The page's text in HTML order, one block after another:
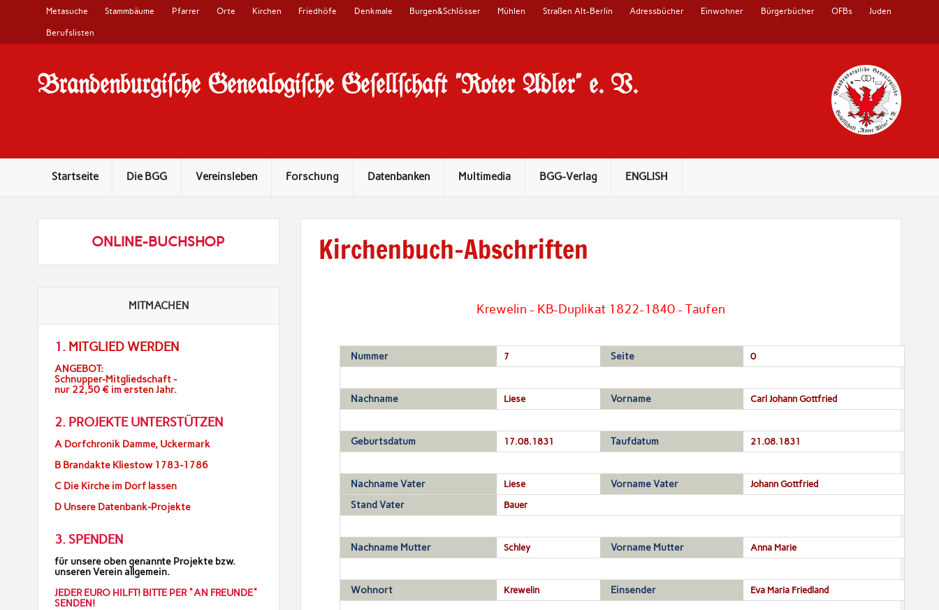
Metasuche Stammbäume Pfarrer Orte Kirchen Friedhöfe Denkmale Burgen&Schlösser Mühlen Straßen Alt-Berlin Adressbücher Einwohner Bürgerbücher OFBs Juden
Berufslisten
Brandenburgi#che Genealogi#che Ge#ell#chaft "Roter Adler" e. V.
Startseite Die BGG Vereinsleben Forschung Datenbanken Multimedia BGG-Verlag ENGLISH
Kirchenbuch-Abschriften
Krewelin - KB-Duplikat 1822-1840 - Taufen
Nummer 7 Seite 0
Nachname Liese Vorname Carl Johann Gottfried
Geburtsdatum 17.08.1831 Taufdatum 21.08.1831
Nachname Vater Liese Vorname Vater Johann Gottfried
Stand Vater Bauer
Nachname Mutter Schley Vorname Mutter Anna Marie
Wohnort Krewelin Einsender Eva Maria Friedland
ONLINE-BUCHSHOP
MITMACHEN
1. MITGLIED WERDEN
ANGEBOT:
Schnupper-Mitgliedschaft -
nur 22,50 € im ersten Jahr.
2. PROJEKTE UNTERSTÜTZEN
A Dorfchronik Damme, Uckermark
B Brandakte Kliestow 1783-1786
C Die Kirche im Dorf lassen
D Unsere Datenbank-Projekte
3. SPENDEN
für unsere oben genannte Projekte bzw.
unseren Verein allgemein.
JEDER EURO HILFT! BITTE PER "AN FREUNDE"
SENDEN!